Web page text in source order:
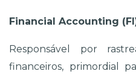
Financial Accounting
Responsável por
financeiros, primordial